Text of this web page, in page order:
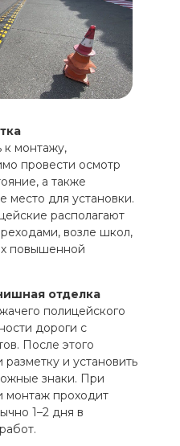
к монтажу,
провести осмотр
а также
место для установки.
располагают
возле школ,
повышенной
отделка
полицейского
дороги с
После этого
и установить
знаки. При
монтаж проходит
1–2 дня в